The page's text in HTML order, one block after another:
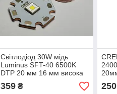
Світлодіод 30W мідь
Luminus SFT-40 6500K
DTP 20 мм 16 мм висока
інтенсивність для ліхтарів
пошуковий
359₴ 250